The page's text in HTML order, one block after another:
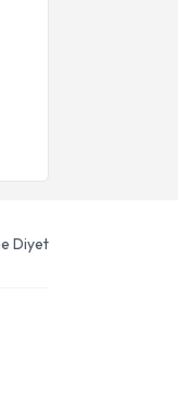
Diyet